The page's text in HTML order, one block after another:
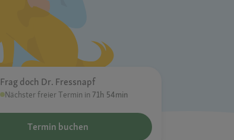
Frag doch Dr. Fressnapf
Nächster freier Termin in 71h 54min
Termin buchen